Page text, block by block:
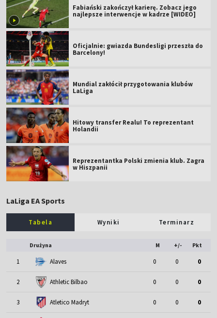
Fabiański zakończył karierę. Zobacz jego
najlepsze interwencje w kadrze [WIDEO]
Oficjalnie: gwiazda Bundesligi przeszła do
Barcelony!
Mundial zakłócił przygotowania klubów
LaLiga
Hitowy transfer Realu! To reprezentant
Holandii
Reprezentantka Polski zmienia klub. Zagra
w Hiszpanii
LaLiga EA Sports
Tabela Wyniki Terminarz
Drużyna M +/- Pkt
1 Alaves 0 0 0
2 Athletic Bilbao 0 0 0
3 Atletico Madryt 0 0 0